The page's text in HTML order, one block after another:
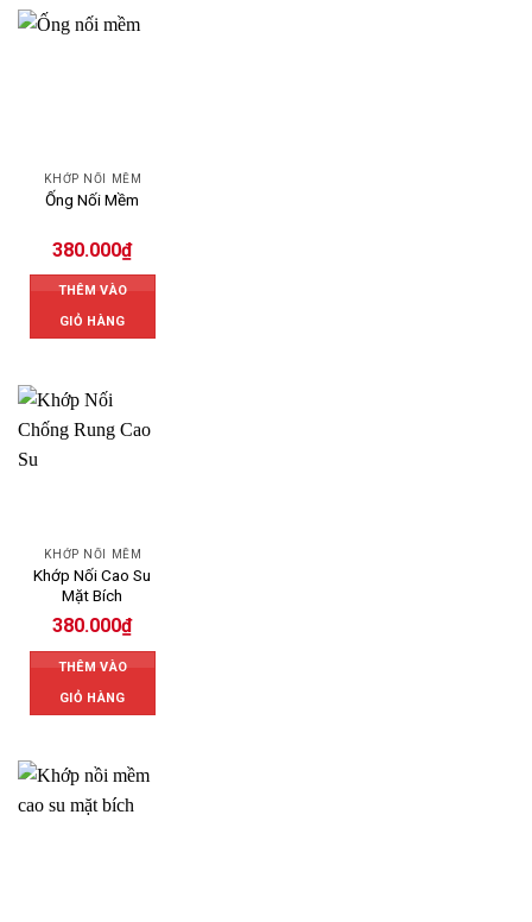
KHỚP NỐI MỀM
Ống Nối Mềm
380.000₫
THÊM VÀO
GIỎ HÀNG
KHỚP NỐI MỀM
Khớp Nối Cao Su
Mặt Bích
380.000₫
THÊM VÀO
GIỎ HÀNG